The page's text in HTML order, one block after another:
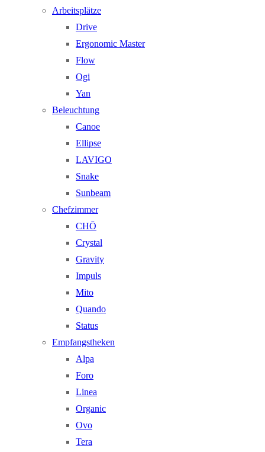
Arbeitsplätze
Drive
Ergonomic Master
Flow
Ogi
Yan
Beleuchtung
Canoe
Ellipse
LAVIGO
Snake
Sunbeam
Chefzimmer
CHŌ
Crystal
Gravity
Impuls
Mito
Quando
Status
Empfangstheken
Alpa
Foro
Linea
Organic
Ovo
Tera